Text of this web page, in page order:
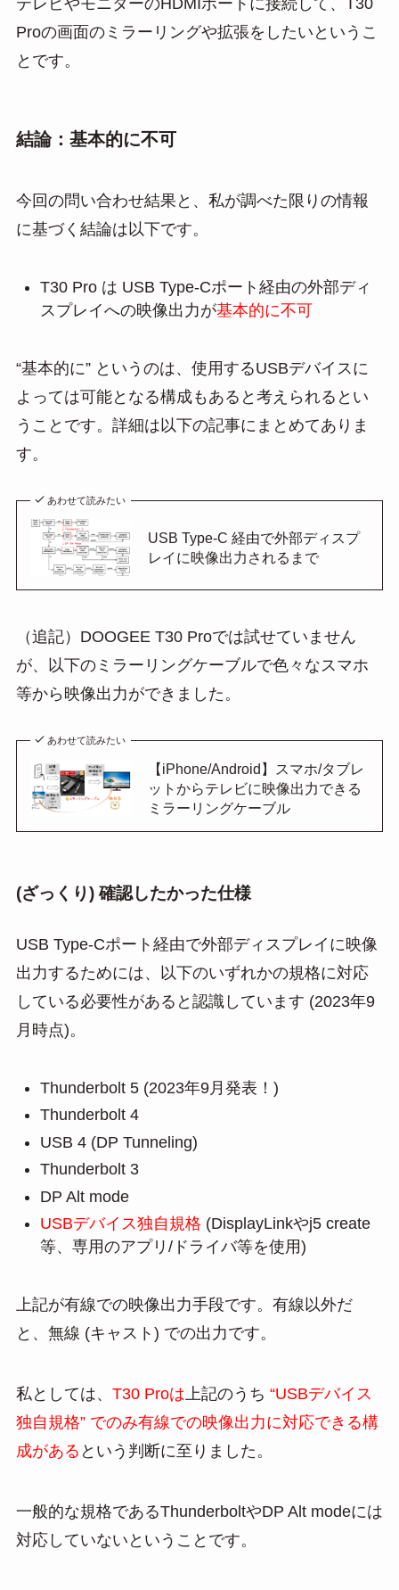
Proの画面のミラーリングや拡張をしたいというこ
とです。
結論：基本的に不可
今回の問い合わせ結果と、私が調べた限りの情報
に基づく結論は以下です。
T30 Pro は USB Type-Cポート経由の外部ディ
スプレイへの映像出力が基本的に不可
“基本的に” というのは、使用するUSBデバイスに
よっては可能となる構成もあると考えられるとい
うことです。詳細は以下の記事にまとめてありま
す。
あわせて読みたい
USB Type-C 経由で外部ディスプ
レイに映像出力されるまで
（追記）DOOGEE T30 Proでは試せていません
が、以下のミラーリングケーブルで色々なスマホ
等から映像出力ができました。
あわせて読みたい
【iPhone/Android】スマホ/タブレ
ットからテレビに映像出力できる
ミラーリングケーブル
(ざっくり) 確認したかった仕様
USB Type-Cポート経由で外部ディスプレイに映像
出力するためには、以下のいずれかの規格に対応
している必要性があると認識しています (2023年9
月時点)。
Thunderbolt 5 (2023年9月発表！)
Thunderbolt 4
USB 4 (DP Tunneling)
Thunderbolt 3
DP Alt mode
USBデバイス独自規格 (DisplayLinkやj5 create
等、専用のアプリ/ドライバ等を使用)
上記が有線での映像出力手段です。有線以外だ
と、無線 (キャスト) での出力です。
私としては、 T30 Proは上記のうち “USBデバイス
独自規格” でのみ有線での映像出力に対応できる構
成がある という判断に至りました。
一般的な規格であるThunderboltやDP Alt modeには
対応していないということです。